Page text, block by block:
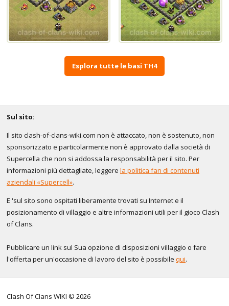
Esplora tutte le basi TH4
Sul sito:
Il sito clash-of-clans-wiki.com non è attaccato, non è sostenuto, non
sponsorizzato e particolarmente non è approvato dalla società di
Supercella che non si addossa la responsabilità per il sito. Per
informazioni più dettagliate, leggere la politica fan di contenuti
aziendali «Supercell».
E 'sul sito sono ospitati liberamente trovati su Internet e il
posizionamento di villaggio e altre informazioni utili per il gioco Clash
of Clans.
Pubblicare un link sul Sua opzione di disposizioni villaggio o fare
l'offerta per un'occasione di lavoro del sito è possibile qui.
Clash Of Clans WIKI © 2026